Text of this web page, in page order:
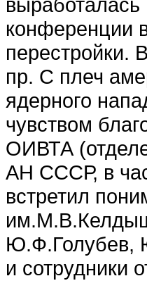
выработалась
конференции
перестройки.
пр. С плеч
ядерного
чувством
ОИВТА
АН СССР, в
встретил
Ю.Ф.Голубев,
и сотрудники